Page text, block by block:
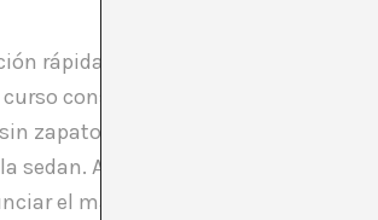
rápida: Anna Odell es una
consiste en una crítica al
zapatos, busca la reacción de la
sedan. Al día siguiente, ella
el mal trato en el hospital en